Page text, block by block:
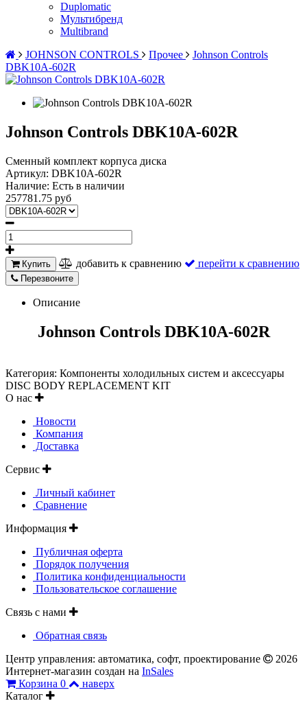
Duplomatic
Мультибренд
Multibrand
JOHNSON CONTROLS
Прочее
Johnson Controls
DBK10A-602R
Johnson Controls DBK10A-602R
Сменный комплект корпуса диска
Артикул: DBK10A-602R
Наличие: Есть в наличии
257781.75 руб
Купить добавить к сравнению перейти к сравнению
Перезвоните
Описание
Johnson Controls DBK10A-602R
Категория: Компоненты холодильных систем и аксессуары
DISC BODY REPLACEMENT KIT
О нас
Новости
Компания
Доставка
Сервис
Личный кабинет
Сравнение
Информация
Публичная оферта
Порядок получения
Политика конфиденциальности
Пользовательское соглашение
Связь с нами
Обратная связь
Центр управления: автоматика, софт, проектирование
2026
Интернет-магазин создан на InSales
Корзина 0
наверх
Каталог